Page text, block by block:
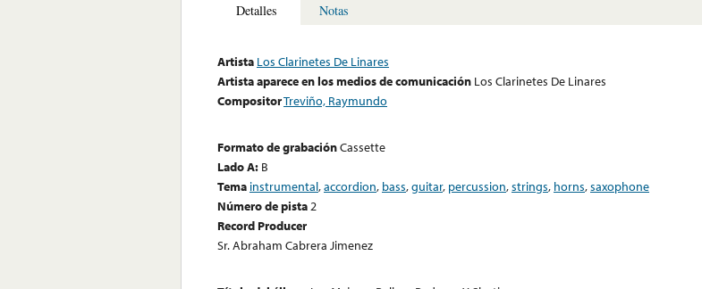
Detalles Notas
Artista Los Clarinetes De Linares
Artista aparece en los medios de comunicación Los Clarinetes De Linares
CompositorTreviño, Raymundo
Formato de grabaciónCassette
Lado A: B
Tema instrumental,accordion, bass,guitar, percussion,strings, horns,saxophone
Número de pista2
Record Producer
Sr. Abraham Cabrera Jimenez